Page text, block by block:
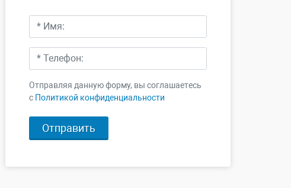
Отправляя данную форму, вы соглашаетесь
c Политикой конфиденциальности
Отправить